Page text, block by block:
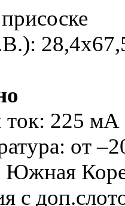
ток: 225 мА
от
Южная
с